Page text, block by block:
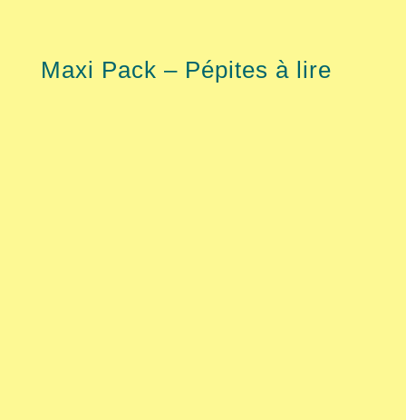
Maxi Pack – Pépites à lire